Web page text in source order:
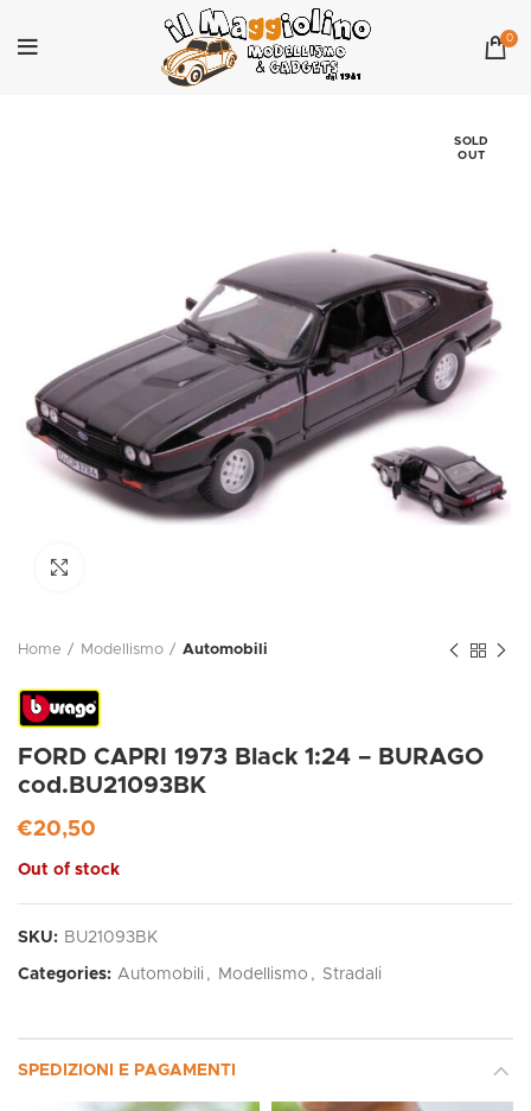
0
SOLD
OUT
Home Modellismo Automobili
FORD CAPRI 1973 Black 1:24 – BURAGO
cod.BU21093BK
€20,50
Out of stock
SKU: BU21093BK
Categories: Automobili , Modellismo , Stradali
SPEDIZIONI E PAGAMENTI